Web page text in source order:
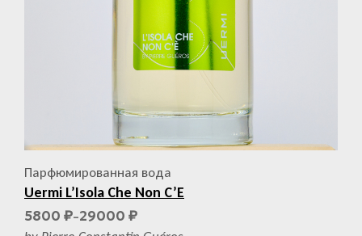
Парфюмированная вода
Uermi L’Isola Che Non C’E
5800 ₽–29000 ₽